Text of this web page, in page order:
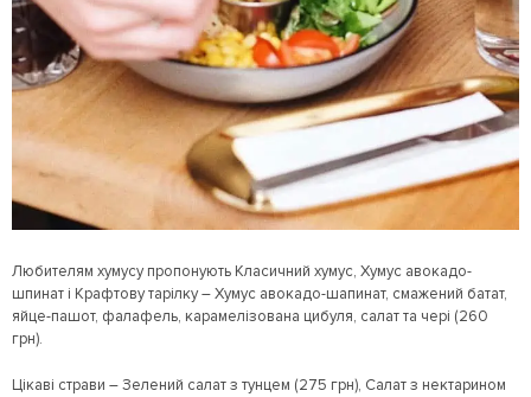
Любителям хумусу пропонують Класичний хумус, Хумус авокадо-
шпинат і Крафтову тарілку – Хумус авокадо-шапинат, смажений батат,
яйце-пашот, фалафель, карамелізована цибуля, салат та чері (260
грн).
Цікаві страви – Зелений салат з тунцем (275 грн), Салат з нектарином